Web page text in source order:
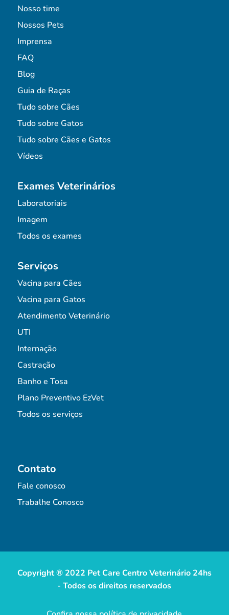
Nosso time
Nossos Pets
Imprensa
FAQ
Blog
Guia de Raças
Tudo sobre Cães
Tudo sobre Gatos
Tudo sobre Cães e Gatos
Vídeos
Exames Veterinários
Laboratoriais
Imagem
Todos os exames
Serviços
Vacina para Cães
Vacina para Gatos
Atendimento Veterinário
UTI
Internação
Castração
Banho e Tosa
Plano Preventivo EzVet
Todos os serviços
Contato
Fale conosco
Trabalhe Conosco
Copyright ® 2022 Pet Care Centro Veterinário 24hs
- Todos os direitos reservados